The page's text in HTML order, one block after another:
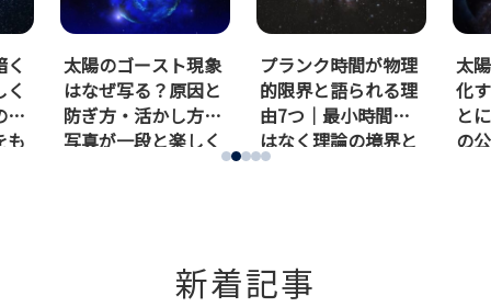
で
く
プランク時間が物理
的限界と語られる理
由7つ｜最小時間で
はなく理論の境界と
太陽の南中高度が変
化する理由を季節ご
とに整理する｜地球
の公転と自転軸から
しくみを読み解く！
隆
と
る
で
新着記事